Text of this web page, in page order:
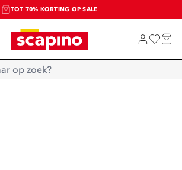
TOT 70% KORTING OP SALE
SALE: LAATSTE KANS!
SHOP NIEUW
Home